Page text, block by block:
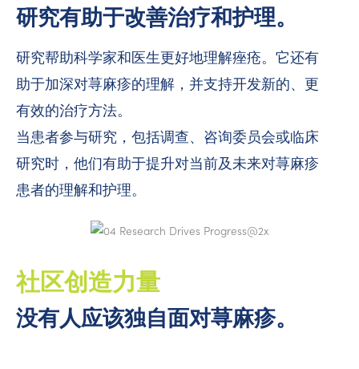
研究有助于改善治疗和护理。
研究帮助科学家和医生更好地理解痤疮。它还有
助于加深对荨麻疹的理解，并支持开发新的、更
有效的治疗方法。
当患者参与研究，包括调查、咨询委员会或临床
研究时，他们有助于提升对当前及未来对荨麻疹
患者的理解和护理。
社区创造力量
没有人应该独自面对荨麻疹。